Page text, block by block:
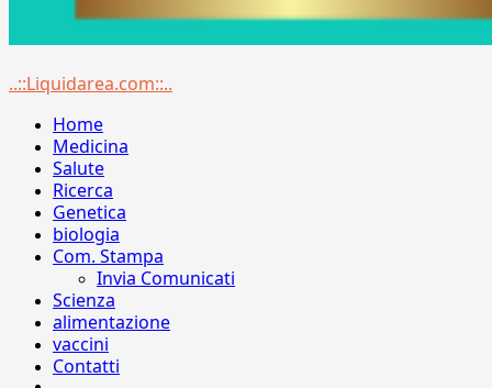
Menu
..::Liquidarea.com::..
Home
Medicina
Salute
Ricerca
Genetica
biologia
Com. Stampa
Invia Comunicati
Scienza
alimentazione
vaccini
Contatti